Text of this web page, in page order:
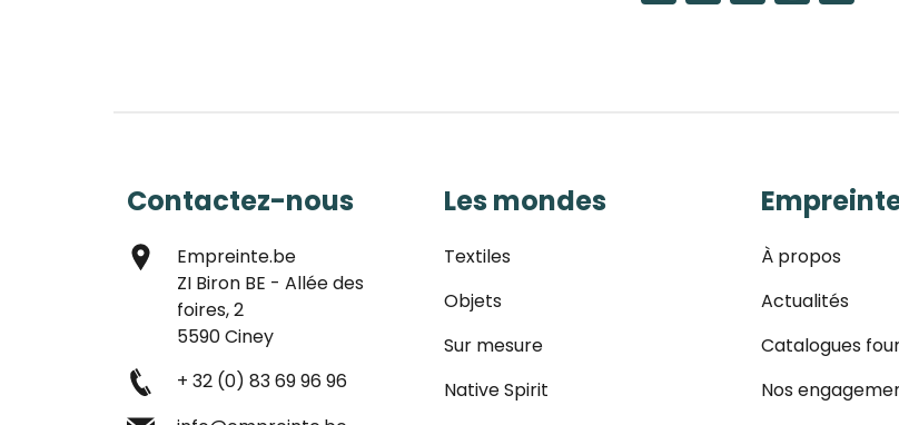
Contactez-nous
Empreinte.be
ZI Biron BE - Allée des
foires, 2
5590 Ciney
+ 32 (0) 83 69 96 96
Les mondes
Textiles
Objets
Sur mesure
Native Spirit
À propos
Actualités
Catalogues
Nos